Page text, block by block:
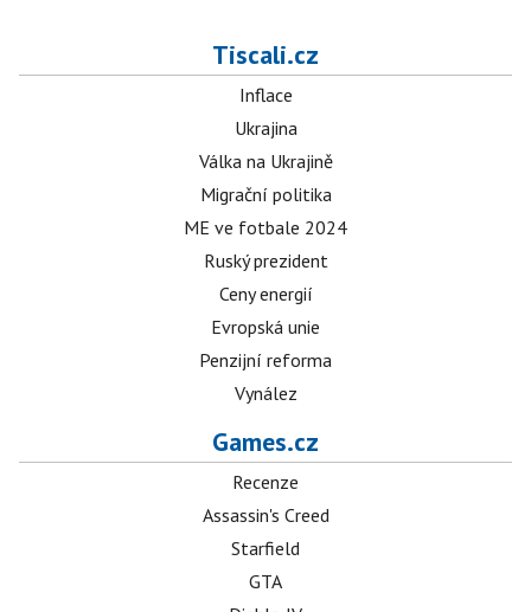
Tiscali.cz
Inflace
Ukrajina
Válka na Ukrajině
Migrační politika
ME ve fotbale 2024
Ruský prezident
Ceny energií
Evropská unie
Penzijní reforma
Vynález
Games.cz
Recenze
Assassin's Creed
Starfield
GTA